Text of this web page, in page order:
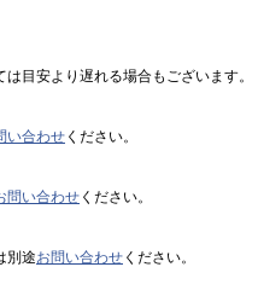
目安より遅れる場合もございます。
い合わせ ください。
問い合わせ ください。
別途お問い合わせ ください。